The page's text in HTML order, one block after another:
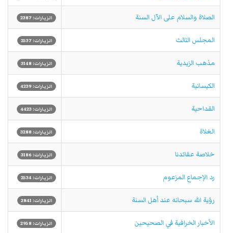
الصلاة والسلام على الآل السنة الزيارات: 2387
المجلس الثالث الزيارات: 2537
مذهب الزيدية الزيارات: 3148
الكيسانية الزيارات: 4239
القداحية الزيارات: 4423
الغلاة الزيارات: 3288
خلاصة عقائدنا الزيارات: 3186
رد الإجماع المزعوم الزيارات: 2534
رؤية الله سبحانه عند أهل السنة الزيارات: 2841
الأخبار الخرافية في الصحيحين الزيارات: 2958